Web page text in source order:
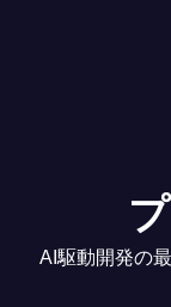
AI駆動開発の